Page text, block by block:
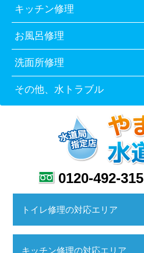
キッチン修理
お風呂修理
洗面所修理
その他、水トラブル
0120-492-315
トイレ修理の対応エリア
キッチン修理の対応エリア